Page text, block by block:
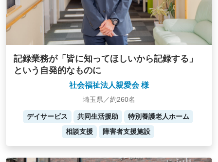
記録業務が「皆に知ってほしいから記録する」
という自発的なものに
社会福祉法人親愛会 様
埼玉県／約260名
デイサービス 共同生活援助
特別養護老人ホーム
相談支援
障害者支援施設